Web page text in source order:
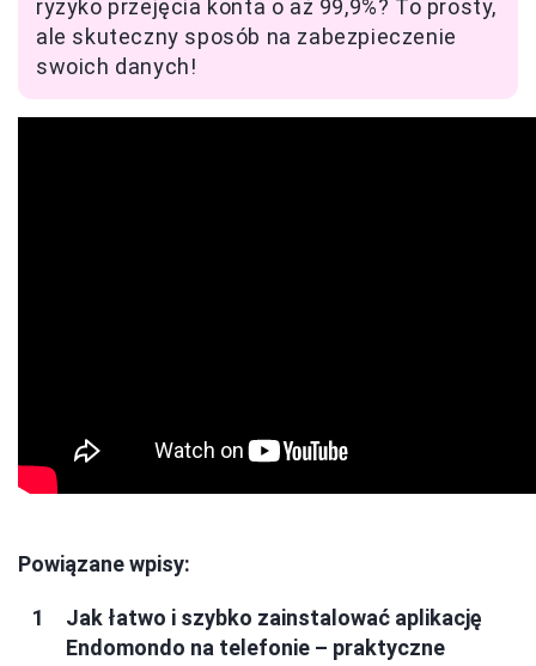
ryzyko przejęcia konta o aż 99,9%? To prosty,
ale skuteczny sposób na zabezpieczenie
swoich danych!
Powiązane wpisy:
Jak łatwo i szybko zainstalować aplikację
Endomondo na telefonie – praktyczne